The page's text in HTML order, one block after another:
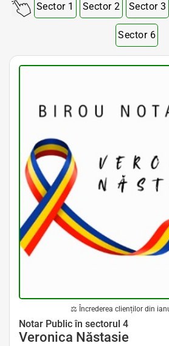
Sector 1 Sector 2 Sector 3
Sector 6
Publici Sector 2 Bucuresti • Notari Publici Sector 3 Bucuresti • Notari Publici Sector 4 Bucuresti • Notari Publici
⚖ Încrederea clienților din
Notar Public în sectorul 4
Veronica Năstasie